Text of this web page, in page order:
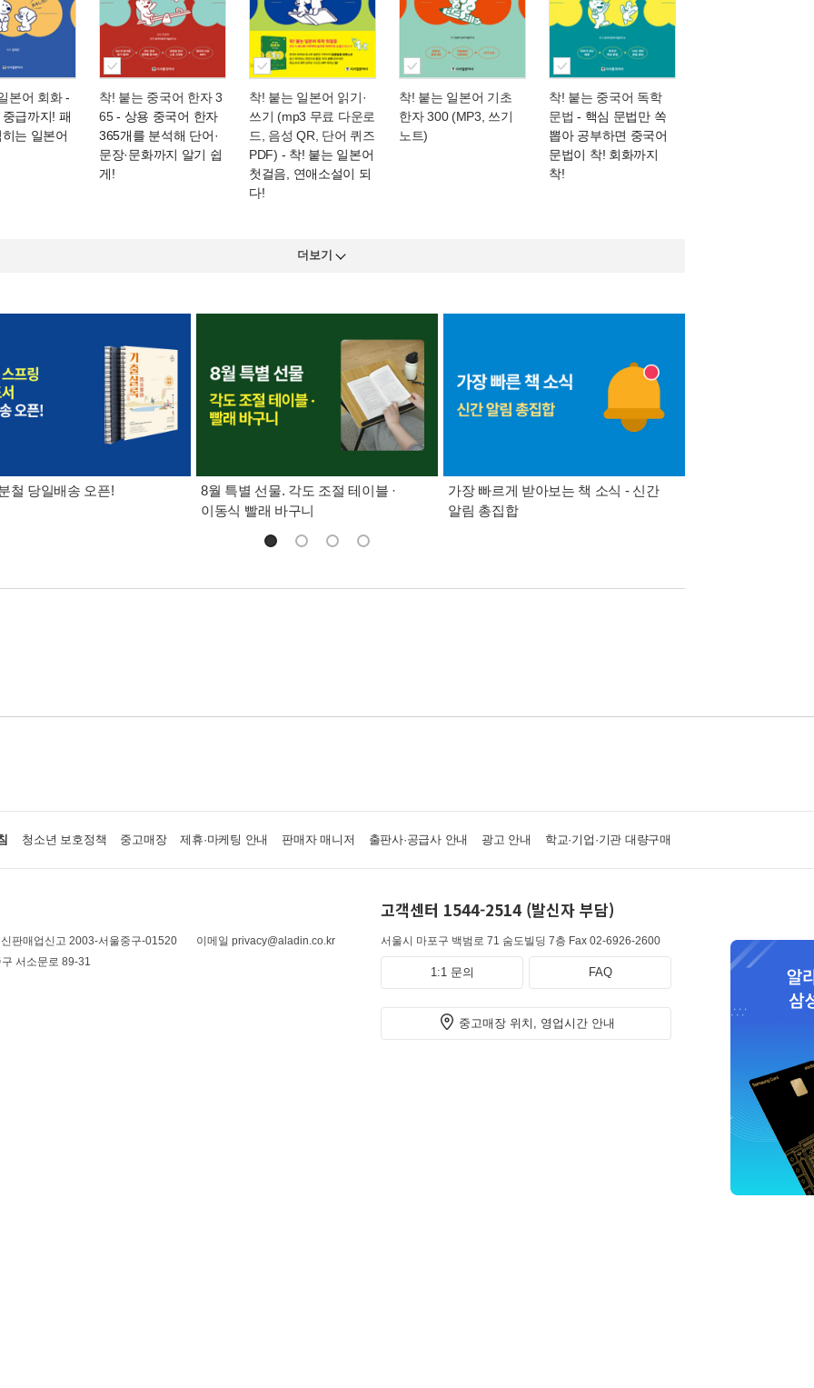
본어 회화-
급까지! 패
는 일본어
착! 붙는 중국어 한자 3
65- 상용 중국어 한자
365개를 분석해 단어·
문장·문화까지 알기 쉽
게!
착! 붙는 일본어 읽기·
쓰기 (mp3 무료 다운로
드, 음성 QR, 단어 퀴즈
PDF) - 착! 붙는 일본어
첫걸음, 연애소설이 되
다!
착! 붙는 일본어 기초
한자 300 (MP3, 쓰기
노트)
착! 붙는 중국어 독학
문법 - 핵심 문법만 쏙
뽑아 공부하면 중국어
문법이 착! 회화까지
착!
더보기
철 당일배송 오픈!
8월 특별 선물. 각도 조절 테이블 ·
이동식 빨래 바구니
가장 빠르게 받아보는 책 소식 - 신간
알림 총집합
청소년 보호정책 중고매장 제휴·마케팅 안내 판매자 매니저 출판사·공급사 안내 광고 안내 학교·기업·기관 대량구매
판매업신고 2003-서울중구-01520
이메일 privacy@aladin.co.kr
서소문로 89-31
고객센터 1544-2514 (발신자 부담)
서울시 마포구 백범로 71 숨도빌딩 7층 Fax 02-6926-2600
1:1 문의 FAQ
중고매장 위치, 영업시간 안내